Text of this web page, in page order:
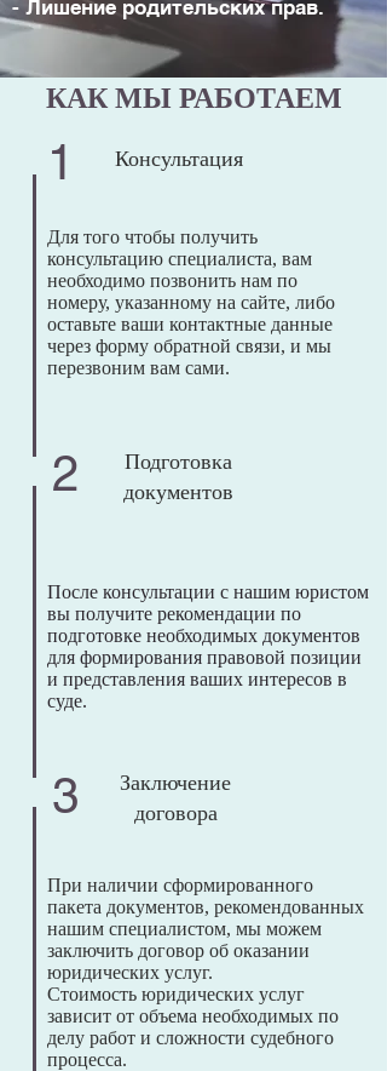
- Лишение родительских прав.
КАК МЫ РАБОТАЕМ
Консультация
Для того чтобы получить
консультацию специалиста, вам
необходимо позвонить нам по
номеру, указанному на сайте, либо
оставьте ваши контактные данные
через форму обратной связи, и мы
перезвоним вам сами.
2
Заключение
договора
При наличии сформированного
пакета документов, рекомендованных
нашим специалистом, мы можем
заключить договор об оказании
юридических услуг.
Стоимость юридических услуг
зависит от объема необходимых по
делу работ и сложности судебного
процесса.
1
Подготовка
документов
После консультации с нашим юристом
вы получите рекомендации по
подготовке необходимых документов
для формирования правовой позиции
и представления ваших интересов в
суде.
3